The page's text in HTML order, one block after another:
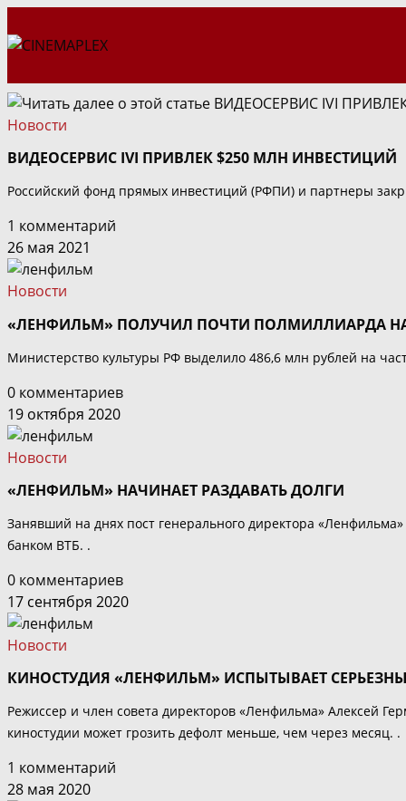
к
Новости
ВИДЕОСЕРВИС IVI ПРИВЛЕК $250 МЛН ИНВЕСТИЦИЙ
Российский фонд прямых инвестиций (РФПИ) и партнеры
1 комментарий
26 мая 2021
Новости
«ЛЕНФИЛЬМ» ПОЛУЧИЛ ПОЧТИ ПОЛМИЛЛИАРДА
Министерство культуры РФ выделило 486,6 млн рублей на
0 комментариев
19 октября 2020
Новости
«ЛЕНФИЛЬМ» НАЧИНАЕТ РАЗДАВАТЬ ДОЛГИ
Занявший на днях пост генерального директора
банком ВТБ. .
0 комментариев
17 сентября 2020
Новости
КИНОСТУДИЯ «ЛЕНФИЛЬМ» ИСПЫТЫВАЕТ
Режиссер и член совета директоров «Ленфильма» Алексей
киностудии может грозить дефолт меньше, чем через месяц. .
1 комментарий
28 мая 2020